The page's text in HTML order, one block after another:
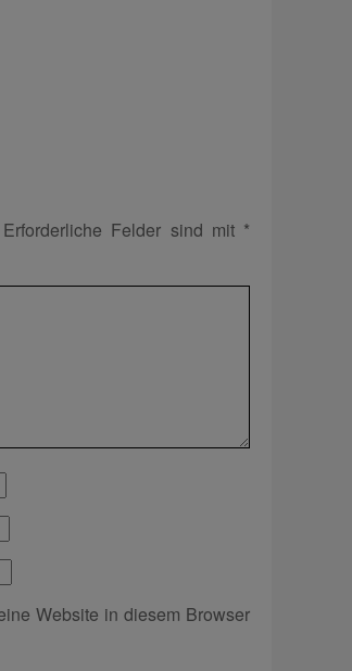
Erforderliche Felder sind mit *
Website in diesem Browser